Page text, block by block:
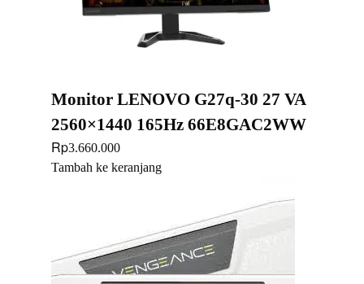
Monitor LENOVO G27q-30 27 VA
2560×1440 165Hz 66E8GAC2WW
Rp3.660.000
Tambah ke keranjang